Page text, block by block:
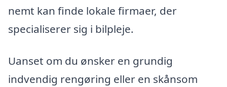
nemt kan finde lokale firmaer, der
specialiserer sig i bilpleje.
Uanset om du ønsker en grundig
indvendig rengøring eller en skånsom